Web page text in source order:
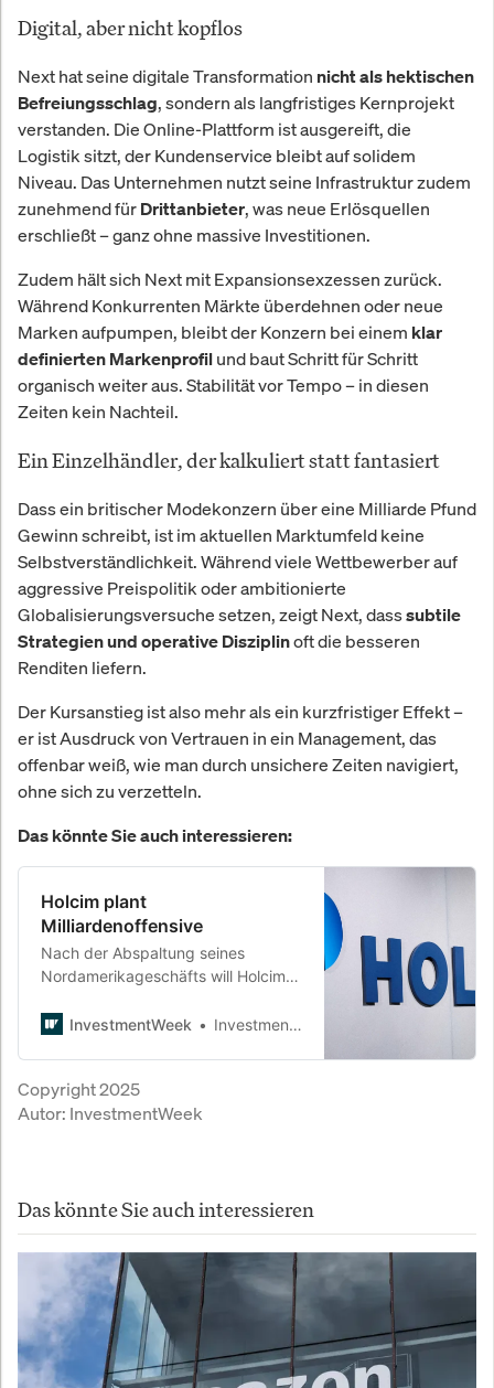
Digital, aber nicht kopflos
Next hat seine digitale Transformation nicht als hektischen
Befreiungsschlag, sondern als langfristiges Kernprojekt
verstanden. Die Online-Plattform ist ausgereift, die
Logistik sitzt, der Kundenservice bleibt auf solidem
Niveau. Das Unternehmen nutzt seine Infrastruktur zudem
zunehmend für Drittanbieter, was neue Erlösquellen
erschließt – ganz ohne massive Investitionen.
Zudem hält sich Next mit Expansionsexzessen zurück.
Während Konkurrenten Märkte überdehnen oder neue
Marken aufpumpen, bleibt der Konzern bei einem klar
definierten Markenprofil und baut Schritt für Schritt
organisch weiter aus. Stabilität vor Tempo – in diesen
Zeiten kein Nachteil.
Ein Einzelhändler, der kalkuliert statt fantasiert
Dass ein britischer Modekonzern über eine Milliarde Pfund
Gewinn schreibt, ist im aktuellen Marktumfeld keine
Selbstverständlichkeit. Während viele Wettbewerber auf
aggressive Preispolitik oder ambitionierte
Globalisierungsversuche setzen, zeigt Next, dasssubtile
Strategien und operative Disziplinoft die besseren
Renditen liefern.
Der Kursanstieg ist also mehr als ein kurzfristiger Effekt –
er ist Ausdruck von Vertrauen in ein Management, das
offenbar weiß, wie man durch unsichere Zeiten navigiert,
ohne sich zu verzetteln.
Das könnte Sie auch interessieren:
Holcim plant
Milliardenoffensive
Nach der Abspaltung seines
Nordamerikageschäfts will Holcim
Milliarden Franken sollen bis 2030 in
Baustoffbranche steht vor einer
neuen Konsolidierungswelle.
InvestmentWeek InvestmentWeek
Copyright 2025
Autor: InvestmentWeek
Das könnte Sie auch interessieren